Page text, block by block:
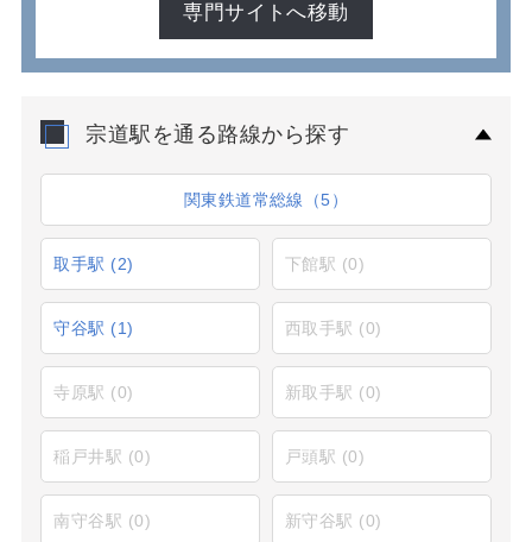
専門サイトへ移動
宗道駅を通る路線から探す
関東鉄道常総線（5）
取手駅 (2) 下館駅 (0)
守谷駅 (1) 西取手駅 (0)
寺原駅 (0) 新取手駅 (0)
稲戸井駅 (0) 戸頭駅 (0)
南守谷駅 (0) 新守谷駅 (0)